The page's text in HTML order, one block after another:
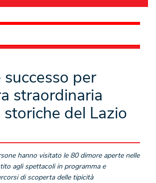
successo per
straordinaria
del Lazio
hanno visitato le 80 dimore aperte nelle
agli spettacoli in programma e
di scoperta delle tipicità